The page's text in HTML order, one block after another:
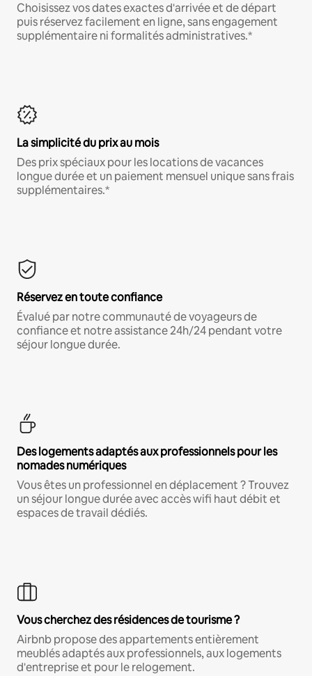
Choisissez vos dates exactes d'arrivée et de départ
puis réservez facilement en ligne, sans engagement
supplémentaire ni formalités administratives.*
La simplicité du prix au mois
Des prix spéciaux pour les locations de vacances
longue durée et un paiement mensuel unique sans frais
supplémentaires.*
Réservez en toute confiance
Évalué par notre communauté de voyageurs de
confiance et notre assistance 24h/24 pendant votre
séjour longue durée.
Des logements adaptés aux professionnels pour les
nomades numériques
Vous êtes un professionnel en déplacement ? Trouvez
un séjour longue durée avec accès wifi haut débit et
espaces de travail dédiés.
Vous cherchez des résidences de tourisme ?
Airbnb propose des appartements entièrement
meublés adaptés aux professionnels, aux logements
d'entreprise et pour le relogement.